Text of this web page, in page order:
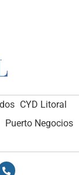
CYD Litoral
Puerto Negocios